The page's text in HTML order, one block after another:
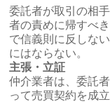
委託者が取引の相
者の責めに帰すべ
で信義則に反しな
にはならない。
主張・立証
仲介業者は、委託
って売買契約を成